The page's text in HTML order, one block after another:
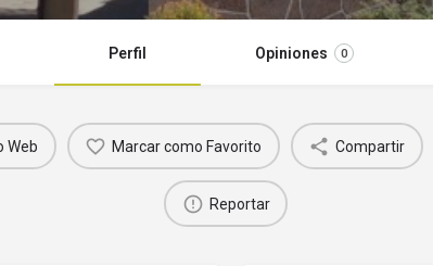
Perfil Opiniones 0
Web Marcar como Favorito Compartir
Reportar